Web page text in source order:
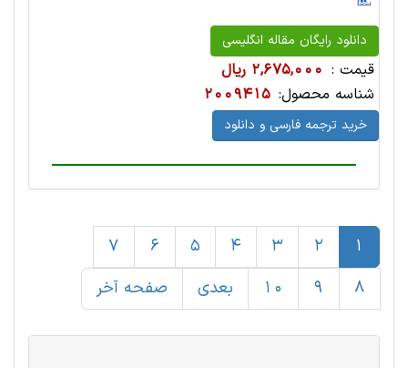
دانلود رایگان مقاله انگلیسی
قیمت : 2,675,000 ریال
شناسه محصول: 2009415
خرید ترجمه فارسی و دانلود
1
2
3
4
5
6
7
8
9
10 بعدی صفحه آخر